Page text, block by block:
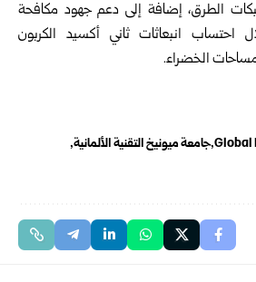
الطرق، إضافة إلى دعم جهود مكافحة
احتساب انبعاثات ثاني أكسيد الكربون
الخضراء.
جامعة ميونيخ التقنية الألمانية